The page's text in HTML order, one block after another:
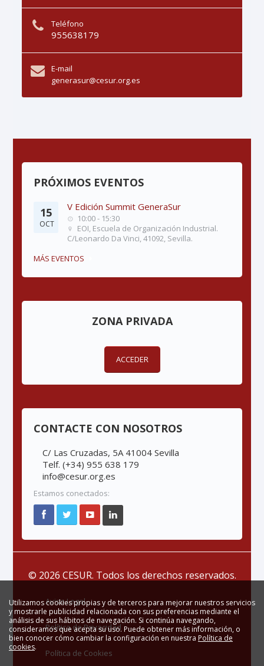
Teléfono
955638179
E-mail
generasur@cesur.org.es
PRÓXIMOS EVENTOS
15
OCT
V Edición Summit GeneraSur
10:00 - 15:30
EOI, Escuela de Organización Industrial.
C/Leonardo Da Vinci, 41092, Sevilla.
MÁS EVENTOS
ZONA PRIVADA
ACCEDER
CONTACTE CON NOSOTROS
C/ Las Cruzadas, 5A 41004 Sevilla
Telf. (+34) 955 638 179
info@cesur.org.es
Estamos conectados:
© 2026 CESUR. Todos los derechos reservados.
Aviso Legal
Política de Privacidad
Política de Cookies
Utilizamos cookies propias y de terceros para mejorar nuestros servicios
y mostrarle publicidad relacionada con sus preferencias mediante el
análisis de sus hábitos de navegación. Si continúa navegando,
consideramos que acepta su uso. Puede obtener más información, o
bien conocer cómo cambiar la configuración en nuestra Política de
cookies.